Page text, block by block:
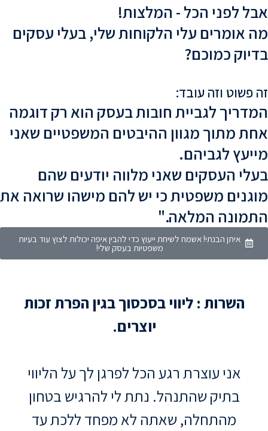
לפני הכל - המלצות!
אומרים עלי הלקוחות שלי, בעלי עסקים
כמוכם?
פשוט וזה עובד:
לגביית חובות בעסק הוא רק דוגמה
מתוך מגוון ההיבטים המשפטיים שאני
לגביהם.
העסקים שאני מלווה יודעים שהם
משפטית כי יש להם מישהו שרואה את
המלאה."
איתן הבנתי! אשמח לשיחת ייעוץ כדי להבין איפה יכולות לצוץ עוד בעיות
משפטיות בעסק שלי!
השרות : ליווי בסכסוך בגין הפרת זכות
יוצרים.
אני עוצרת רגע הכל לפרגן לך על הליווי
בתיק שהתנהל. נתת לי להרגיש בטחון
מהתחלה, שאתה לא מפחד ללכת עד